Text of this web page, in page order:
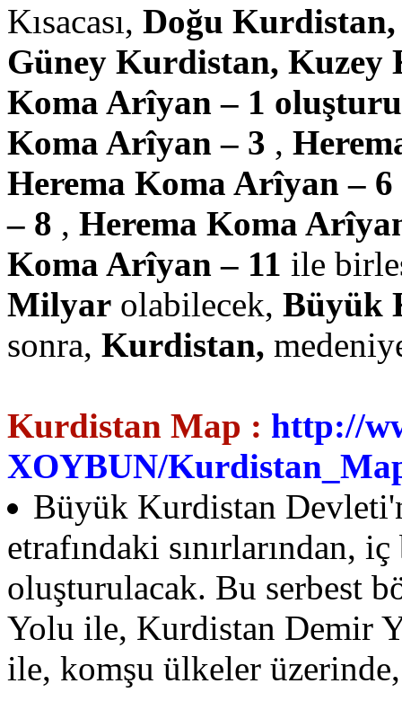
Kısacası, Doğu
Güney Kurdistan, Kuzey
Koma Arîyan – 1
Koma Arîyan – 3 ,
Herema Koma Arîyan – 6
– 8 , Herema Koma
Koma Arîyan – 11 ile
Milyar olabilecek, Büyük
sonra, Kurdistan,
Kurdistan Map : http://
XOYBUN/
Büyük Kurdistan
etrafındaki sınırlarından,
oluşturulacak. Bu serbest
Yolu ile, Kurdistan Demir
ile, komşu ülkeler